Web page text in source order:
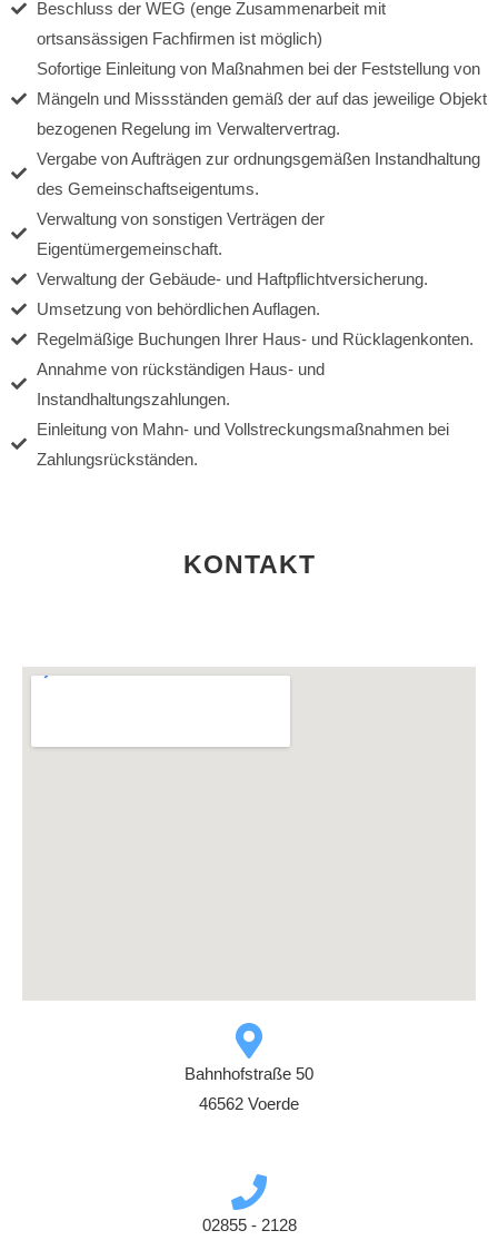
Beschluss der WEG (enge Zusammenarbeit mit
ortsansässigen Fachfirmen ist möglich)
Sofortige Einleitung von Maßnahmen bei der Feststellung von
Mängeln und Missständen gemäß der auf das jeweilige Objekt
bezogenen Regelung im Verwaltervertrag.
Vergabe von Aufträgen zur ordnungsgemäßen Instandhaltung
des Gemeinschaftseigentums.
Verwaltung von sonstigen Verträgen der
Eigentümergemeinschaft.
Verwaltung der Gebäude- und Haftpflichtversicherung.
Umsetzung von behördlichen Auflagen.
Regelmäßige Buchungen Ihrer Haus- und Rücklagenkonten.
Annahme von rückständigen Haus- und
Instandhaltungszahlungen.
Einleitung von Mahn- und Vollstreckungsmaßnahmen bei
Zahlungsrückständen.
KONTAKT
Bahnhofstraße 50
46562 Voerde
02855 - 2128